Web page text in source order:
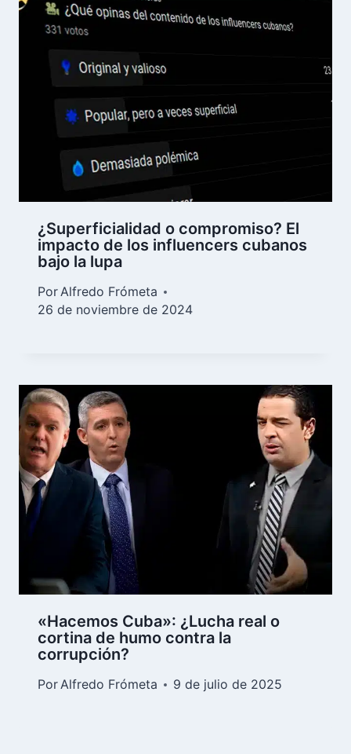
¿Superficialidad o compromiso? El
impacto de los influencers cubanos
bajo la lupa
PorAlfredo Frómeta
26 de noviembre de 2024
«Hacemos Cuba»: ¿Lucha real o
cortina de humo contra la
corrupción?
PorAlfredo Frómeta 9 de julio de 2025